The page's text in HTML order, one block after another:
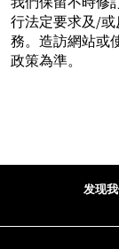
行法定要求及/
務。造訪網站或
政策為準。
发现